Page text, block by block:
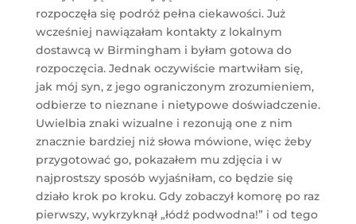
rozpoczęła się podróż pełna ciekawości. Już
wcześniej nawiązałam kontakty z lokalnym
dostawcą w Birmingham i byłam gotowa do
rozpoczęcia. Jednak oczywiście martwiłam się,
jak mój syn, z jego ograniczonym zrozumieniem,
odbierze to nieznane i nietypowe doświadczenie.
Uwielbia znaki wizualne i rezonują one z nim
znacznie bardziej niż słowa mówione, więc żeby
przygotować go, pokazałem mu zdjęcia i w
najprostszy sposób wyjaśniłam, co będzie się
działo krok po kroku. Gdy zobaczył komorę po raz
pierwszy, wykrzyknął „łódź podwodna!” i od tego